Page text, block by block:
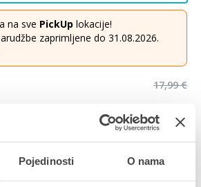
Pojedinosti O nama
na sve PickUp lokacije!
zaprimljene do 31.08.2026.
17,99 €
16,99 €
u izradi posuđa, omogućava
energetsku uštedu i kraće vrijeme